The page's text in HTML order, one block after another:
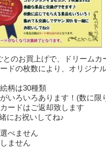
とのお買上げで、ドリームカ
ドの枚数により、オリジナ
柄は30種類
いろいろあります！(数に限
ードはご返却致します
にお祝いしてね♪
べません
ません